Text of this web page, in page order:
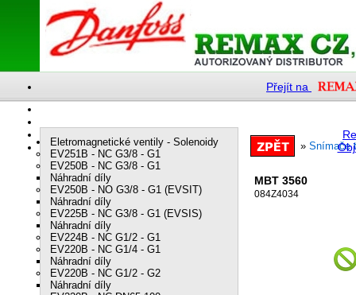
Přejít na
» Snímače
MBT 3560
084Z4034
Eletromagnetické ventily - Solenoidy
EV251B - NC G3/8 - G1
EV250B - NC G3/8 - G1
Náhradní díly
EV250B - NO G3/8 - G1 (EVSIT)
Náhradní díly
EV225B - NC G3/8 - G1 (EVSIS)
Náhradní díly
EV224B - NC G1/2 - G1
EV220B - NC G1/4 - G1
Náhradní díly
EV220B - NC G1/2 - G2
Náhradní díly